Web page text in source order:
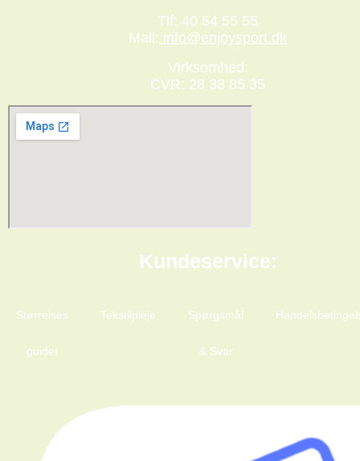
Tlf: 40 54 55 55
Mail: info@enjoysport.dk
Virksomhed:
CVR: 28 38 85 35
Kundeservice:
Størrelses
guider
Tekstilpleje Spørgsmål
& Svar